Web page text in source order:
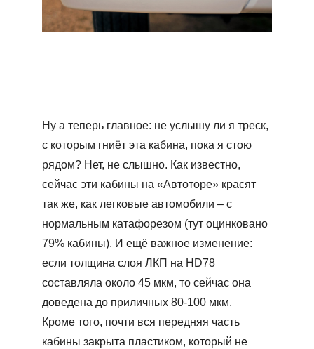
Ну а теперь главное: не услышу ли я треск,
с которым гниёт эта кабина, пока я стою
рядом? Нет, не слышно. Как известно,
сейчас эти кабины на «Автоторе» красят
так же, как легковые автомобили – с
нормальным катафорезом (тут оцинковано
79% кабины). И ещё важное изменение:
если толщина слоя ЛКП на HD78
составляла около 45 мкм, то сейчас она
доведена до приличных 80-100 мкм.
Кроме того, почти вся передняя часть
кабины закрыта пластиком, который не